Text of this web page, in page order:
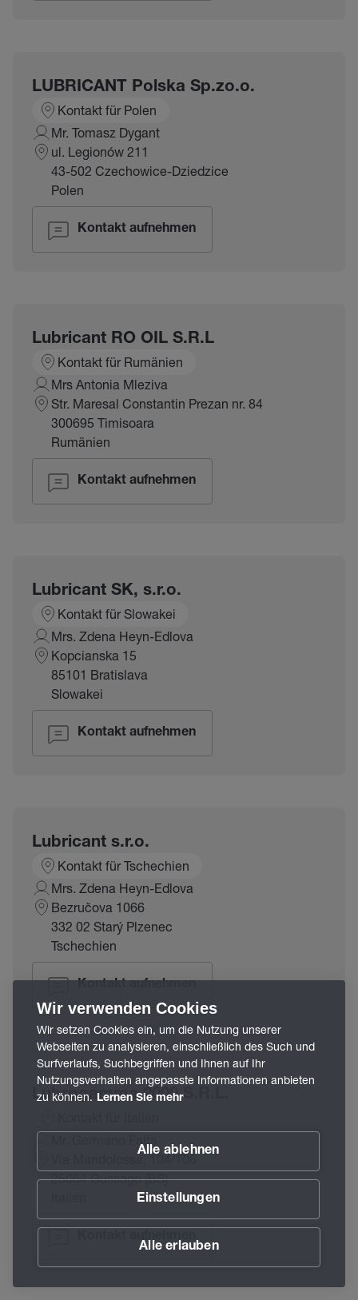
LUBRICANT Polska Sp.zo.o.
Kontakt für Polen
Mr. Tomasz Dygant
ul. Legionów 211
43-502 Czechowice-Dziedzice
Polen
Kontakt aufnehmen
Lubricant RO OIL S.R.L
Kontakt für Rumänien
Mrs Antonia Mleziva
Str. Maresal Constantin Prezan nr. 84
300695 Timisoara
Rumänien
Kontakt aufnehmen
Lubricant SK, s.r.o.
Kontakt für Slowakei
Mrs. Zdena Heyn-Edlova
Kopcianska 15
85101 Bratislava
Slowakei
Kontakt aufnehmen
Lubricant s.r.o.
Kontakt für Tschechien
Mrs. Zdena Heyn-Edlova
Bezručova 1066
332 02 Starý Plzenec
Tschechien
Lubrogamma 2000 S.R.L.
Via Mandolossa, 104/106
25064 Gussago (BS)
Wir verwenden Cookies
Wir setzen Cookies ein, um die Nutzung unserer
Webseiten zu analysieren, einschließlich des Such und
Surfverlaufs, Suchbegriffen und Ihnen auf Ihr
Nutzungsverhalten angepasste Informationen anbieten
zu können. Lernen Sie mehr
Alle ablehnen
Einstellungen
Alle erlauben